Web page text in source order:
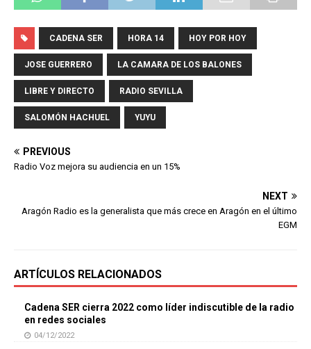
CADENA SER HORA 14 HOY POR HOY
JOSE GUERRERO LA CAMARA DE LOS BALONES
LIBRE Y DIRECTO RADIO SEVILLA
SALOMÓN HACHUEL YUYU
PREVIOUS
Radio Voz mejora su audiencia en un 15%
NEXT
Aragón Radio es la generalista que más crece en Aragón en el último
EGM
ARTÍCULOS RELACIONADOS
Cadena SER cierra 2022 como líder indiscutible de la radio
en redes sociales
04/12/2022